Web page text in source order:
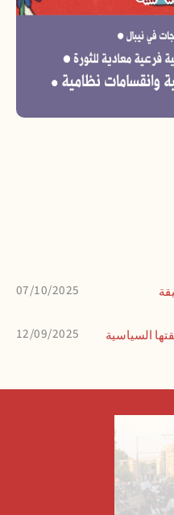
07/10/2025
12/09/2025
السياسية